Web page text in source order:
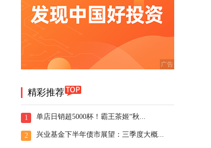
精彩推荐
1 单店日销超5000杯！霸王茶姬“秋...
2 兴业基金下半年债市展望：三季度大概...